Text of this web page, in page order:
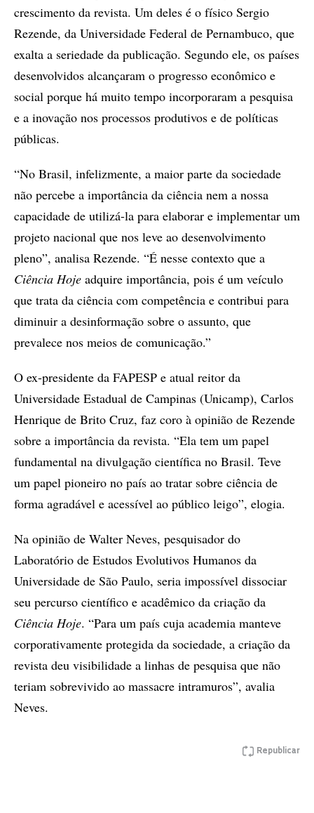
crescimento da revista. Um deles é o físico Sergio
Rezende, da Universidade Federal de Pernambuco, que
exalta a seriedade da publicação. Segundo ele, os países
desenvolvidos alcançaram o progresso econômico e
social porque há muito tempo incorporaram a pesquisa
e a inovação nos processos produtivos e de políticas
públicas.
“No Brasil, infelizmente, a maior parte da sociedade
não percebe a importância da ciência nem a nossa
capacidade de utilizá-la para elaborar e implementar um
projeto nacional que nos leve ao desenvolvimento
pleno”, analisa Rezende. “É nesse contexto que a
Ciência Hoje adquire importância, pois é um veículo
que trata da ciência com competência e contribui para
diminuir a desinformação sobre o assunto, que
prevalece nos meios de comunicação.”
O ex-presidente da FAPESP e atual reitor da
Universidade Estadual de Campinas (Unicamp), Carlos
Henrique de Brito Cruz, faz coro à opinião de Rezende
sobre a importância da revista. “Ela tem um papel
fundamental na divulgação científica no Brasil. Teve
um papel pioneiro no país ao tratar sobre ciência de
forma agradável e acessível ao público leigo”, elogia.
Na opinião de Walter Neves, pesquisador do
Laboratório de Estudos Evolutivos Humanos da
Universidade de São Paulo, seria impossível dissociar
seu percurso científico e acadêmico da criação da
Ciência Hoje. “Para um país cuja academia manteve
corporativamente protegida da sociedade, a criação da
revista deu visibilidade a linhas de pesquisa que não
teriam sobrevivido ao massacre intramuros”, avalia
Neves.
Republicar